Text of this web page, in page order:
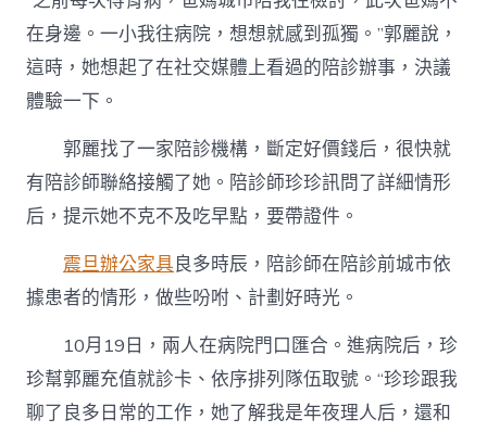
在身邊。一小我往病院，想想就感到孤獨。”郭麗說，
這時，她想起了在社交媒體上看過的陪診辦事，決議
體驗一下。
郭麗找了一家陪診機構，斷定好價錢后，很快就
有陪診師聯絡接觸了她。陪診師珍珍訊問了詳細情形
后，提示她不克不及吃早點，要帶證件。
震旦辦公家具良多時辰，陪診師在陪診前城市依
據患者的情形，做些吩咐、計劃好時光。
10月19日，兩人在病院門口匯合。進病院后，珍
珍幫郭麗充值就診卡、依序排列隊伍取號。“珍珍跟我
聊了良多日常的工作，她了解我是年夜理人后，還和